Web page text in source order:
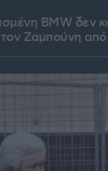
BMW δεν
Ζαμπούνη από